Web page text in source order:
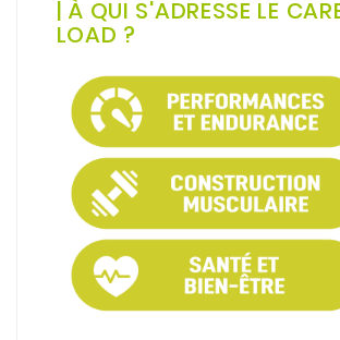
| À QUI S'ADRESSE LE
LOAD ?